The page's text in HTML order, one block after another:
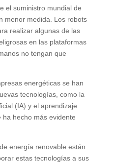
el suministro mundial de
menor medida. Los robots
realizar algunas de las
en las plataformas
no tengan que
energéticas se han
tecnologías, como la
(IA) y el aprendizaje
hecho más evidente
energía renovable están
estas tecnologías a sus